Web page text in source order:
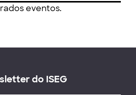
eventos.
do ISEG